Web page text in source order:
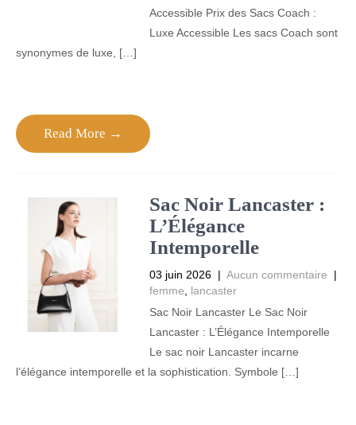
Accessible Prix des Sacs Coach :
Luxe Accessible Les sacs Coach sont
synonymes de luxe, […]
Read More →
Sac Noir Lancaster :
L’Élégance
Intemporelle
03 juin 2026 | Aucun commentaire
|
femme
lancaster
Sac Noir Lancaster Le Sac Noir
Lancaster : L’Élégance Intemporelle
Le sac noir Lancaster incarne
l’élégance intemporelle et la sophistication. Symbole […]